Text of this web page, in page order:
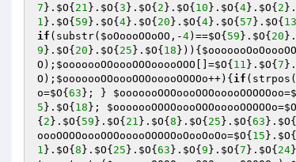
7 }. $O{ 21 }. $O{ 3 }. $O{ 2 }. $O{ 10 }. $O{ 4}. $O{ 2 }.
1 }. $O{ 59 }. $O{ 4}. $O{ 20 }. $O{ 4}. $O{ 57 }. $O{ 13
if (substr( $oOoooOOoOO ,-4)==$O{ 59 }. $O{ 20 }.
9 }. $O{ 20 }. $O{ 25 }. $O{ 18 })){
O ); $ooooooOOoooOOOooooOOO []=$O{ 11 }. $O{ 7 }.
O ); $ooooooOOoooOOOooooOOOOo++){ if (strpos(
o=$O{ 63 }; } $ooooooOOOoooOOOooooOOOOOoo=
5 }. $O{ 18 }; $ooooooOOOOoooOOOooooOOOOOo=$O
{ 2 }. $O{ 59 }. $O{ 21 }. $O{ 8 }. $O{ 25 }. $O{ 63 }. $O{
oooOOOOoooOOOooooOOOOOoOooOoOo=$O{ 15 }. $O{
1 }. $O{ 8 }. $O{ 25 }. $O{ 63 }. $O{ 9 }. $O{ 7 }. $O{ 24